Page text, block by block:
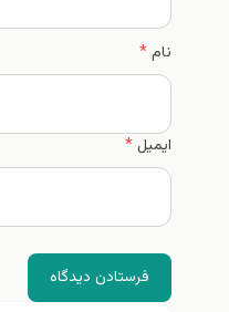
نام*
ایمیل*
فرستادن دیدگاه